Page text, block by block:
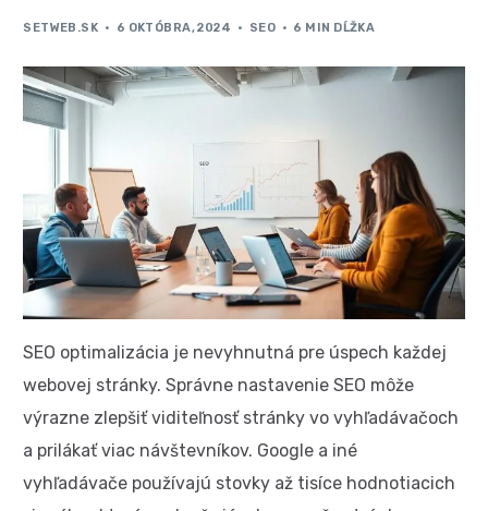
SETWEB.SK 6 OKTÓBRA, 2024 SEO 6 MIN DĹŽKA
SEO optimalizácia je nevyhnutná pre úspech každej
webovej stránky. Správne nastavenie SEO môže
výrazne zlepšiť viditeľnosť stránky vo vyhľadávačoch
a prilákať viac návštevníkov. Google a iné
vyhľadávače používajú stovky až tisíce hodnotiacich